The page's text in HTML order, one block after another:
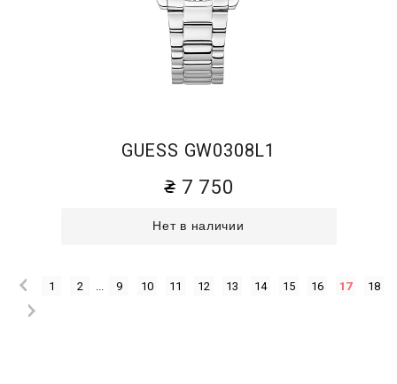
GUESS GW0308L1
7 750
Нет в наличии
1 2 9 10 11 12 13 14 15 16 17 18